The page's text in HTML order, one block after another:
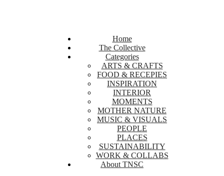
Home
The Collective
Categories
ARTS & CRAFTS
FOOD & RECEPIES
INSPIRATION
INTERIOR
MOMENTS
MOTHER NATURE
MUSIC & VISUALS
PEOPLE
PLACES
SUSTAINABILITY
WORK & COLLABS
About TNSC